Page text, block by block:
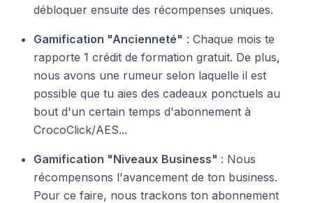
débloquer ensuite des récompenses uniques.
Gamification "Ancienneté" : Chaque mois te
rapporte 1 crédit de formation gratuit. De plus,
nous avons une rumeur selon laquelle il est
possible que tu aies des cadeaux ponctuels au
bout d'un certain temps d'abonnement à
CrocoClick/AES...
Gamification "Niveaux Business" : Nous
récompensons l'avancement de ton business.
Pour ce faire, nous trackons ton abonnement